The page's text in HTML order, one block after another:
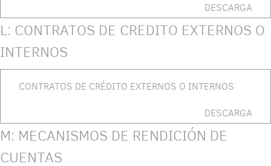
DESCARGA
L: CONTRATOS DE CREDITO EXTERNOS O
INTERNOS
CONTRATOS DE CRÉDITO EXTERNOS O INTERNOS
DESCARGA
M: MECANISMOS DE RENDICIÓN DE
CUENTAS